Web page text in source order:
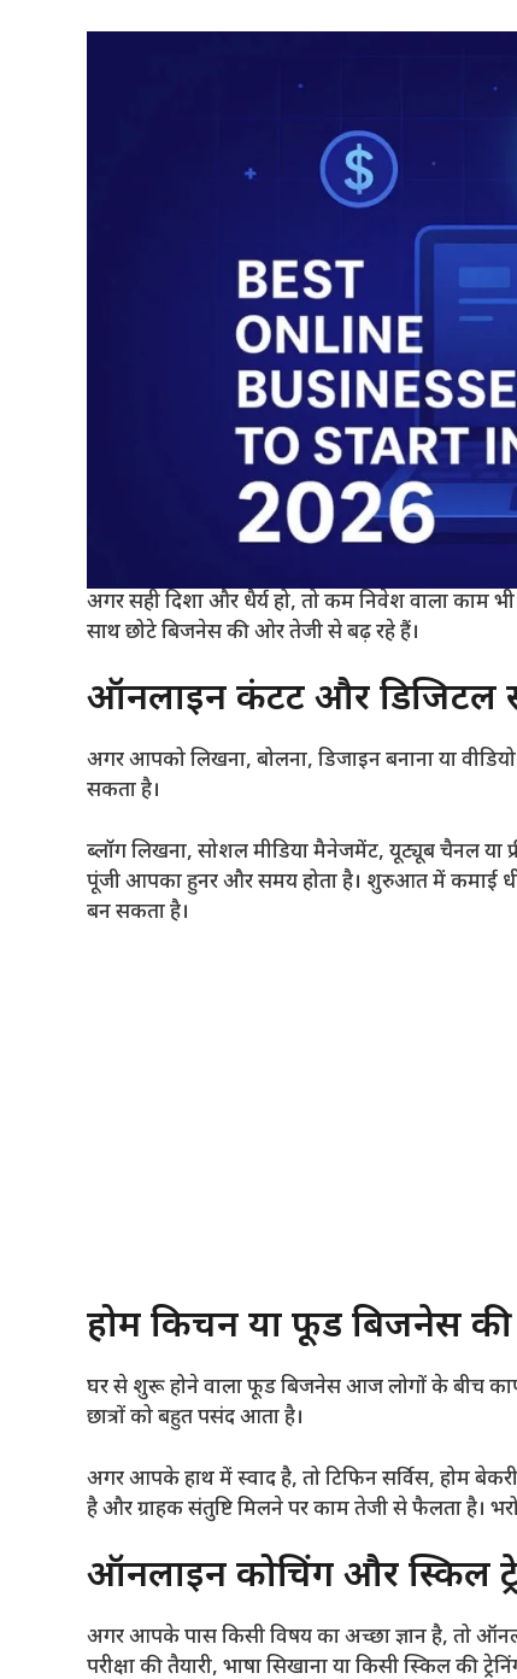
अगर सही दिशा और धैर्य हो, तो कम निवेश वाला काम
साथ छोटे बिजनेस की ओर तेजी से बढ़ रहे हैं।
ऑनलाइन कंटेंट और डिजिटल
अगर आपको लिखना, बोलना, डिजाइन बनाना या
सकता है।
ब्लॉग लिखना, सोशल मीडिया मैनेजमेंट, यूट्यूब चैनल
पूंजी आपका हुनर और समय होता है। शुरुआत में कमाई
बन सकता है।
होम किचन या फूड बिजनेस की
घर से शुरू होने वाला फूड बिजनेस आज लोगों के बीच
छात्रों को बहुत पसंद आता है।
अगर आपके हाथ में स्वाद है, तो टिफिन सर्विस, होम
है और ग्राहक संतुष्टि मिलने पर काम तेजी से फैलता है।
ऑनलाइन कोचिंग और स्किल
अगर आपके पास किसी विषय का अच्छा ज्ञान है, तो
परीक्षा की तैयारी, भाषा सिखाना या किसी स्किल